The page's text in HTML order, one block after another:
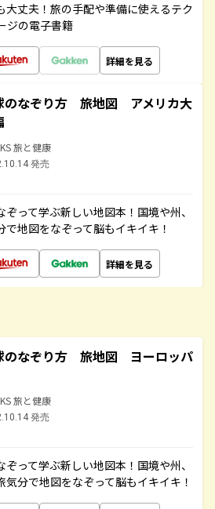
大丈夫！旅の手配や準備に使えるテク
ジの電子書籍
詳細を見る
のなぞり方 旅地図 アメリカ大
旅と健康
発売
って学ぶ新しい地図本！国境や州、
地図をなぞって脳もイキイキ！
詳細を見る
のなぞり方 旅地図 ヨーロッパ
旅と健康
発売
って学ぶ新しい地図本！国境や州、
分で地図をなぞって脳もイキイキ！